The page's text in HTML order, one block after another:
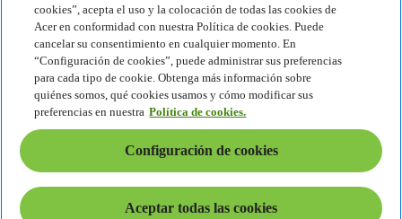
Responsabilidad social corporativa
Huella de carbono del producto
Proyecto Humanity
Earthion
Política de privacidad
Política de cookies
Aviso legal
Información legal adicional
Política de accesibilidad
Configuración de cookies
América Latina - Español
cookies”, acepta el uso y la colocación de todas las cookies de
Acer en conformidad con nuestra Política de cookies. Puede
cancelar su consentimiento en cualquier momento. En
“Configuración de cookies”, puede administrar sus preferencias
para cada tipo de cookie. Obtenga más información sobre
quiénes somos, qué cookies usamos y cómo modificar sus
preferencias en nuestra Política de cookies.
Configuración de cookies
Aceptar todas las cookies